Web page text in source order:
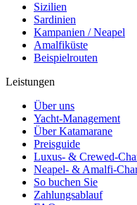
Sizilien
Sardinien
Kampanien / Neapel
Amalfiküste
Beispielrouten
Leistungen
Über uns
Yacht-Management
Über Katamarane
Preisguide
Luxus- & Crewed-
Neapel- & Amalfi-
So buchen Sie
Zahlungsablauf